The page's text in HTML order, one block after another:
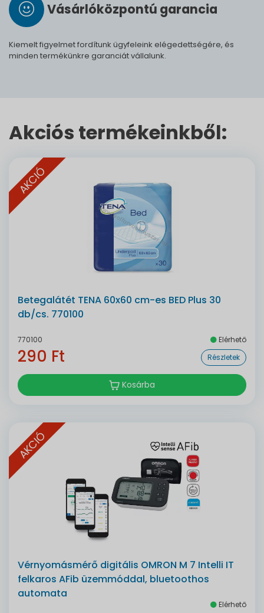
Vásárló­köz­pontú ga­ran­cia
Kiemelt figyelmet fordítunk ügyfeleink elégedettségére, és
minden termékünkre garanciát vállalunk.
Akciós termékeinkből:
AKCIÓ
Betegalátét TENA 60x60 cm-es BED Plus 30
db/cs. 770100
770100 Elérhető
290 Ft Részletek
Kosárba
AKCIÓ
Vérnyomásmérő digitális OMRON M 7 Intelli IT
felkaros AFib üzemmóddal, bluetoothos
automata
Elérhető